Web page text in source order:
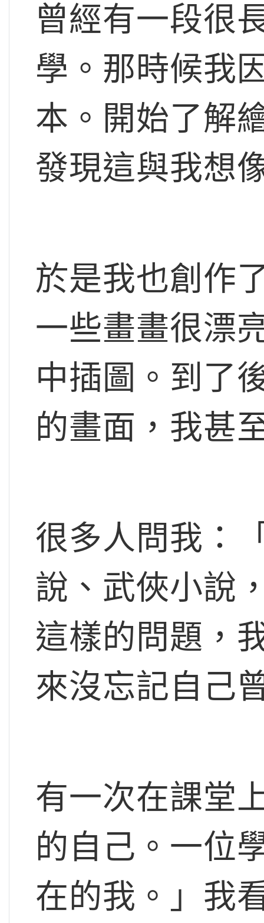
曾經有一段很
學。那時候我
本。開始了解
發現這與我想
於是我也創作
一些畫畫很漂
中插圖。到了
的畫面，我甚
很多人問我：
說、武俠小說
這樣的問題，
來沒忘記自己
有一次在課堂
的自己。一位
在的我。」我